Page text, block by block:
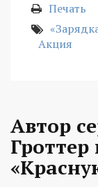
Печать
Акция
Автор
Гроттер